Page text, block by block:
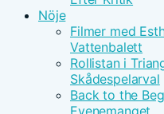
Nöje
Filmer med
Vattenbalett
Rollistan i
Skådespelarval
Back to the
Evenemanget